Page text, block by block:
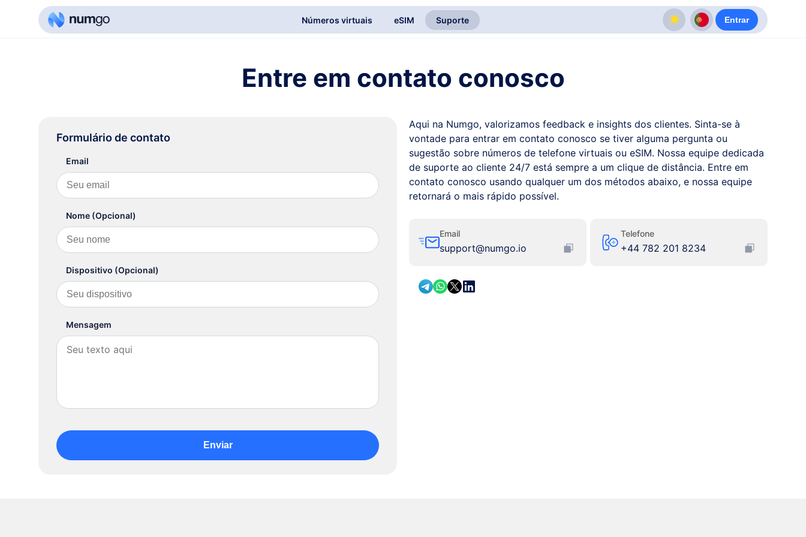
Números virtuais eSIM Suporte Entrar
Entre em contato conosco
Formulário de contato
Email
Nome (Opcional)
Dispositivo (Opcional)
Mensagem
Enviar
Aqui na Numgo, valorizamos feedback e insights dos clientes. Sinta-se à
vontade para entrar em contato conosco se tiver alguma pergunta ou
sugestão sobre números de telefone virtuais ou eSIM. Nossa equipe dedicada
de suporte ao cliente 24/7 está sempre a um clique de distância. Entre em
contato conosco usando qualquer um dos métodos abaixo, e nossa equipe
retornará o mais rápido possível.
Email
support@numgo.io
Telefone
+44 782 201 8234